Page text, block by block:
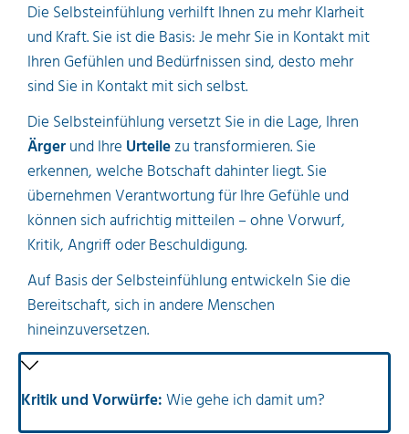
Die Selbsteinfühlung verhilft Ihnen zu mehr Klarheit
und Kraft. Sie ist die Basis: Je mehr Sie in Kontakt mit
Ihren Gefühlen und Bedürfnissen sind, desto mehr
sind Sie in Kontakt mit sich selbst.
Die Selbsteinfühlung versetzt Sie in die Lage, Ihren
Ärgerund Ihre Urteilezu transformieren. Sie
erkennen, welche Botschaft dahinter liegt. Sie
übernehmen Verantwortung für Ihre Gefühle und
können sich aufrichtig mitteilen – ohne Vorwurf,
Kritik, Angriff oder Beschuldigung.
Auf Basis der Selbsteinfühlung entwickeln Sie die
Bereitschaft, sich in andere Menschen
hineinzuversetzen.
Kritik und Vorwürfe:Wie gehe ich damit um?